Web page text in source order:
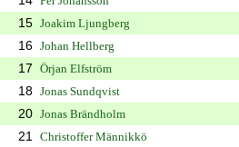
15 Joakim Ljungberg
16 Johan Hellberg
17 Örjan Elfström
18 Jonas Sundqvist
20 Jonas Brändholm
21
Christoffer Männikkö